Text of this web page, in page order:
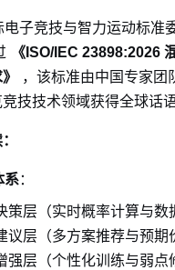
子竞技与智力运动标准
《ISO/IEC 23898:2026
，该标准由中国专家团
技技术领域获得全球话语
系：
策层（实时概率计算与数
议层（多方案推荐与预期
强层（个性化训练与弱点